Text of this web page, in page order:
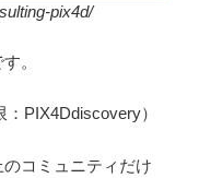
pix4d/
。
PIX4Ddiscovery）
コミュニティだけ